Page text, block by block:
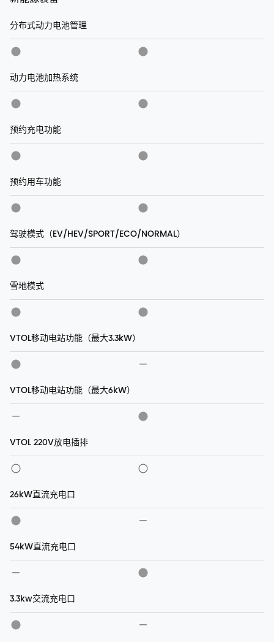
分布式动力电池管理
动力电池加热系统
预约充电功能
预约用车功能
驾驶模式（EV/HEV/SPORT/ECO/NORMAL）
雪地模式
VTOL移动电站功能（最大3.3kW）
VTOL移动电站功能（最大6kW）
VTOL 220V放电插排
26kW直流充电口
54kW直流充电口
3.3kw交流充电口